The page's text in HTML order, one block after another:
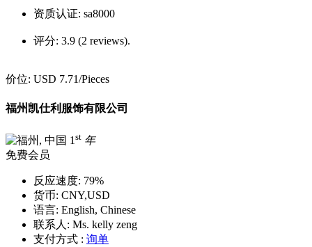
资质认证: sa8000
评分: 3.9 (2 reviews).
价位: USD 7.71/Pieces
福州凯仕利服饰有限公司
1 st 年
免费会员
反应速度: 79%
货币: CNY,USD
语言: English, Chinese
联系人: Ms. kelly zeng
支付方式 : 询单